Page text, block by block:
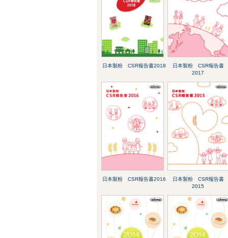
日本製粉 CSR報告書2018
日本製粉 CSR報告書
2017
日本製粉 CSR報告書2016
日本製粉 CSR報告書
2015